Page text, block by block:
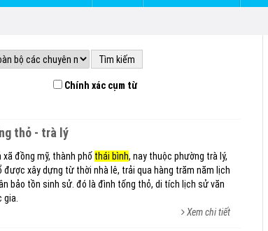
Chính xác cụm từ
thỏ - trà lý
đồng mỹ, thành phố thái bình, nay thuộc phường trà lý,
xây dựng từ thời nhà lê, trải qua hàng trăm năm lịch
bảo tồn sinh sử. đó là đình tống thỏ, di tích lịch sử văn
Xem chi tiết